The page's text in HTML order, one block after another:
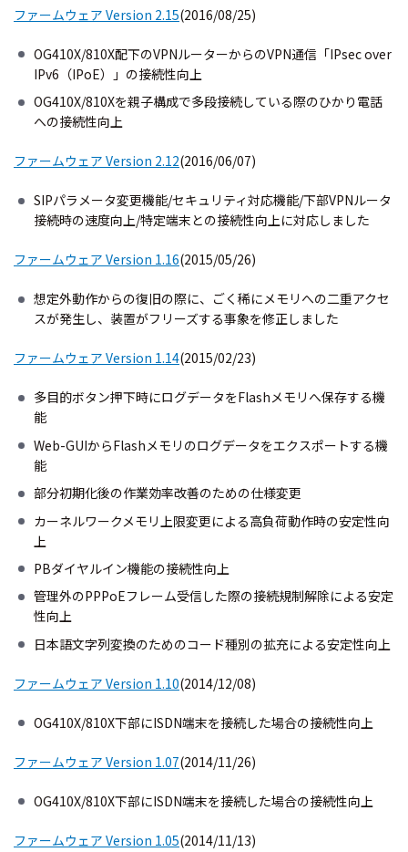
ファームウェア Version 2.15(2016/08/25)
OG410X/810X配下のVPNルーターからのVPN通信「IPsec over
IPv6（IPoE）」の接続性向上
OG410X/810Xを親子構成で多段接続している際のひかり電話
への接続性向上
ファームウェア Version 2.12(2016/06/07)
SIPパラメータ変更機能/セキュリティ対応機能/下部VPNルータ
接続時の速度向上/特定端末との接続性向上に対応しました
ファームウェア Version 1.16(2015/05/26)
想定外動作からの復旧の際に、ごく稀にメモリへの二重アクセ
スが発生し、装置がフリーズする事象を修正しました
ファームウェア Version 1.14(2015/02/23)
多目的ボタン押下時にログデータをFlashメモリへ保存する機
能
Web-GUIからFlashメモリのログデータをエクスポートする機
能
部分初期化後の作業効率改善のための仕様変更
カーネルワークメモリ上限変更による高負荷動作時の安定性向
上
PBダイヤルイン機能の接続性向上
管理外のPPPoEフレーム受信した際の接続規制解除による安定
性向上
日本語文字列変換のためのコード種別の拡充による安定性向上
ファームウェア Version 1.10(2014/12/08)
OG410X/810X下部にISDN端末を接続した場合の接続性向上
ファームウェア Version 1.07(2014/11/26)
OG410X/810X下部にISDN端末を接続した場合の接続性向上
ファームウェア Version 1.05(2014/11/13)